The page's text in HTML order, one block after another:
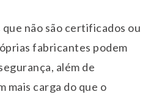
não são certificados ou
fabricantes podem
além de
mais carga do que o